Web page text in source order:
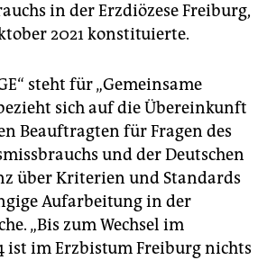
in der Erzdiözese Freiburg,
2021 konstituierte.
steht für „Gemeinsame
sich auf die Übereinkunft
Beauftragten für Fragen des
und der Deutschen
über Kriterien und Standards
Aufarbeitung in der
„Bis zum Wechsel im
ist im Erzbistum Freiburg nichts